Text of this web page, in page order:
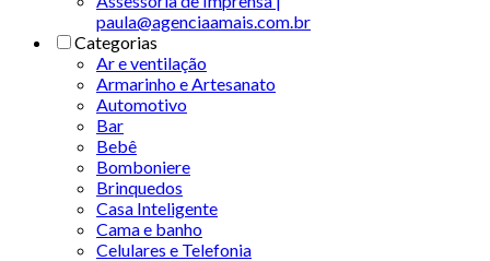
paula@agenciaamais.com.br
Categorias
Ar e ventilação
Armarinho e Artesanato
Automotivo
Bar
Bebê
Bomboniere
Brinquedos
Casa Inteligente
Cama e banho
Celulares e Telefonia